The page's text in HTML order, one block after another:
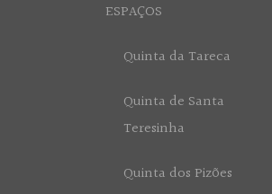
ESPAÇOS
Quinta da Tareca
Quinta de Santa
Teresinha
Quinta dos Pizões